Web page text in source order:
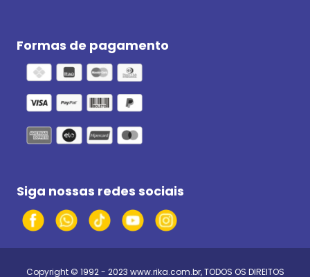
Formas de pagamento
Siga nossas redes sociais
Copyright © 1992 - 2023 www.rika.com.br, TODOS OS DIREITOS